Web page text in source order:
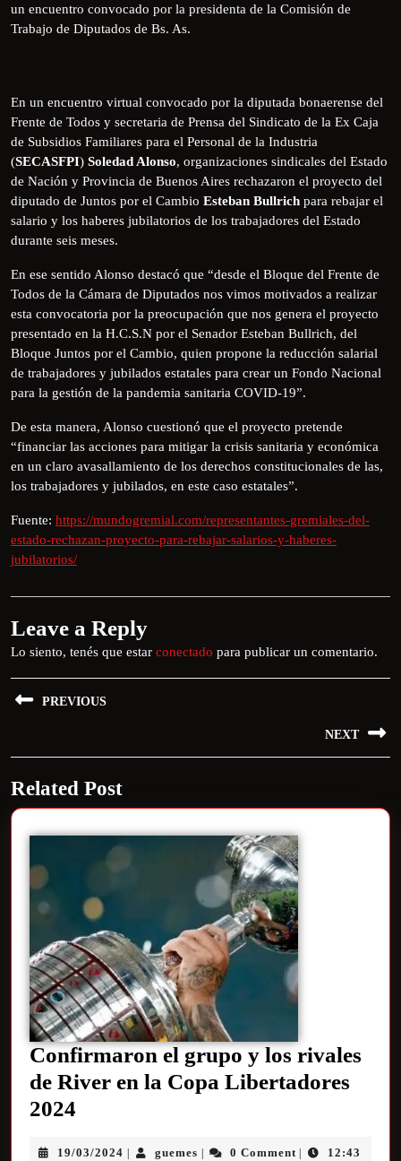
un encuentro convocado por la presidenta de la Comisión de
Trabajo de Diputados de Bs. As.
En un encuentro virtual convocado por la diputada bonaerense del
Frente de Todos y secretaria de Prensa del Sindicato de la Ex Caja
de Subsidios Familiares para el Personal de la Industria
(SECASFPI) Soledad Alonso, organizaciones sindicales del Estado
de Nación y Provincia de Buenos Aires rechazaron el proyecto del
diputado de Juntos por el Cambio Esteban Bullrich para rebajar el
salario y los haberes jubilatorios de los trabajadores del Estado
durante seis meses.
En ese sentido Alonso destacó que “desde el Bloque del Frente de
Todos de la Cámara de Diputados nos vimos motivados a realizar
esta convocatoria por la preocupación que nos genera el proyecto
presentado en la H.C.S.N por el Senador Esteban Bullrich, del
Bloque Juntos por el Cambio, quien propone la reducción salarial
de trabajadores y jubilados estatales para crear un Fondo Nacional
para la gestión de la pandemia sanitaria COVID-19”.
De esta manera, Alonso cuestionó que el proyecto pretende
“financiar las acciones para mitigar la crisis sanitaria y económica
en un claro avasallamiento de los derechos constitucionales de las,
los trabajadores y jubilados, en este caso estatales”.
Fuente: https://mundogremial.com/representantes-gremiales-del-
estado-rechazan-proyecto-para-rebajar-salarios-y-haberes-
jubilatorios/
Leave a Reply
Lo siento, tenés que estar conectado para publicar un comentario.
PREVIOUS
NEXT
Related Post
Confirmaron el grupo y los rivales
de River en la Copa Libertadores
2024
19/03/2024 guemes 0 Comment
12:43